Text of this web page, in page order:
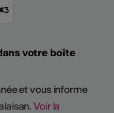
votre boîte
et vous informe
Voir la